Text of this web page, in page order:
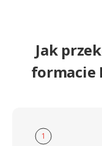
Jak
formacie
1